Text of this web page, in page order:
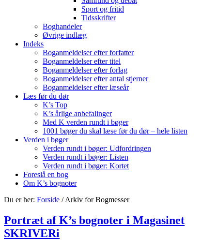
Sport og fritid
Tidsskrifter
Boghandeler
Øvrige indlæg
Indeks
Boganmeldelser efter forfatter
Boganmeldelser efter titel
Boganmeldelser efter forlag
Boganmeldelser efter antal stjerner
Boganmeldelser efter læseår
Læs før du dør
K’s Top
K’s årlige anbefalinger
Med K verden rundt i bøger
1001 bøger du skal læse før du dør – hele listen
Verden i bøger
Verden rundt i bøger: Udfordringen
Verden rundt i bøger: Listen
Verden rundt i bøger: Kortet
Foreslå en bog
Om K’s bognoter
Du er her: Forside /Arkiv for Bogmesser
Portræt af K’s bognoter i Magasinet
SKRIVERi